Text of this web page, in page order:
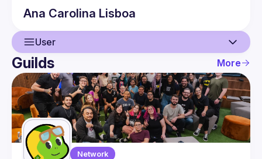
Ana Carolina Lisboa
User
User
Events
Guilds
Guilds More
Network